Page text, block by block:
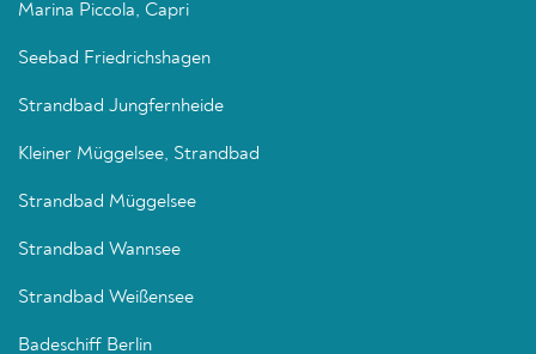
Marina Piccola, Capri
Seebad Friedrichshagen
Strandbad Jungfernheide
Kleiner Müggelsee, Strandbad
Strandbad Müggelsee
Strandbad Wannsee
Strandbad Weißensee
Badeschiff Berlin